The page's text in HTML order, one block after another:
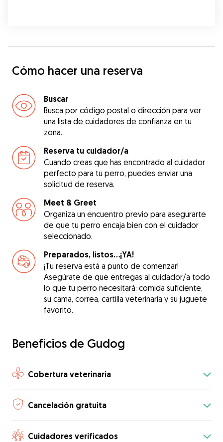
Cómo hacer una reserva
Buscar
Busca por código postal o dirección para ver
una lista de cuidadores de confianza en tu
zona.
Reserva tu cuidador/a
Cuando creas que has encontrado al cuidador
perfecto para tu perro, puedes enviar una
solicitud de reserva.
Meet & Greet
Organiza un encuentro previo para asegurarte
de que tu perro encaja bien con el cuidador
seleccionado.
Preparados, listos...¡YA!
¡Tu reserva está a punto de comenzar!
Asegúrate de que entregas al cuidador/a todo
lo que tu perro necesitará: comida suficiente,
su cama, correa, cartilla veterinaria y su juguete
favorito.
Beneficios de Gudog
Cobertura veterinaria
Cancelación gratuita
Cuidadores verificados